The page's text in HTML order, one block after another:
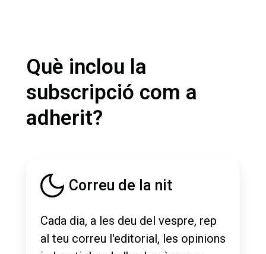
Què inclou la
subscripció com a
adherit?
Correu de la nit
Cada dia, a les deu del vespre, rep
al teu correu l'editorial, les opinions